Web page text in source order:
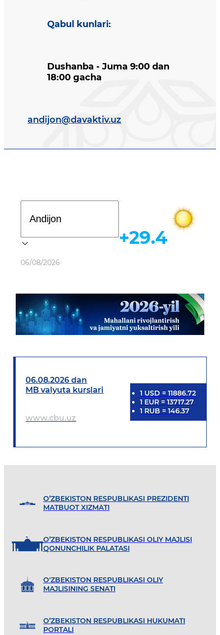
Qabul kunlari:
Dushanba - Juma 9:00 dan
18:00 gacha
andijon@davaktiv.uz
Ob-havo
06/08/2026
+29.4
06.08.2026 dan
MB valyuta kurslari
www.cbu.uz
1 USD = 11886.72
1 EUR= 13717.27
1 RUB = 146.37
O’ZBEKISTON RESPUBLIKASI PREZIDENTI
MATBUOT XIZMATI
O’ZBEKISTON RESPUBLIKASI OLIY MAJLISI
QONUNCHILIK PALATASI
O'ZBEKISTON RESPUBLIKASI OLIY
MAJLISINING SENATI
O’ZBEKISTON RESPUBLIKASI HUKUMATI
PORTALI